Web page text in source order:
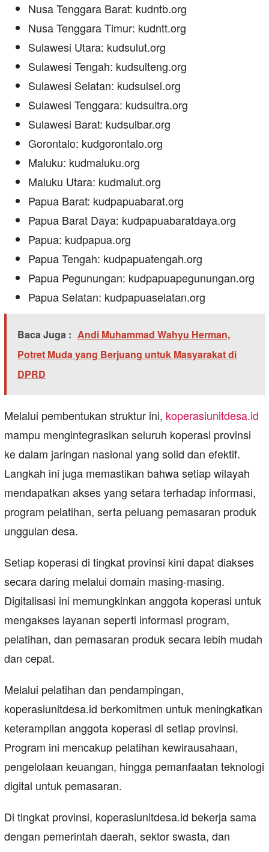
Nusa Tenggara Barat: kudntb.org
Nusa Tenggara Timur: kudntt.org
Sulawesi Utara: kudsulut.org
Sulawesi Tengah: kudsulteng.org
Sulawesi Selatan: kudsulsel.org
Sulawesi Tenggara: kudsultra.org
Sulawesi Barat: kudsulbar.org
Gorontalo: kudgorontalo.org
Maluku: kudmaluku.org
Maluku Utara: kudmalut.org
Papua Barat: kudpapuabarat.org
Papua Barat Daya: kudpapuabaratdaya.org
Papua: kudpapua.org
Papua Tengah: kudpapuatengah.org
Papua Pegunungan: kudpapuapegunungan.org
Papua Selatan: kudpapuaselatan.org
Baca Juga : Andi Muhammad Wahyu Herman,
Potret Muda yang Berjuang untuk Masyarakat di
DPRD
Melalui pembentukan struktur ini, koperasiunitdesa.id
mampu mengintegrasikan seluruh koperasi provinsi
ke dalam jaringan nasional yang solid dan efektif.
Langkah ini juga memastikan bahwa setiap wilayah
mendapatkan akses yang setara terhadap informasi,
program pelatihan, serta peluang pemasaran produk
unggulan desa.
Setiap koperasi di tingkat provinsi kini dapat diakses
secara daring melalui domain masing-masing.
Digitalisasi ini memungkinkan anggota koperasi untuk
mengakses layanan seperti informasi program,
pelatihan, dan pemasaran produk secara lebih mudah
dan cepat.
Melalui pelatihan dan pendampingan,
koperasiunitdesa.id berkomitmen untuk meningkatkan
keterampilan anggota koperasi di setiap provinsi.
Program ini mencakup pelatihan kewirausahaan,
pengelolaan keuangan, hingga pemanfaatan teknologi
digital untuk pemasaran.
Di tingkat provinsi, koperasiunitdesa.id bekerja sama
dengan pemerintah daerah, sektor swasta, dan